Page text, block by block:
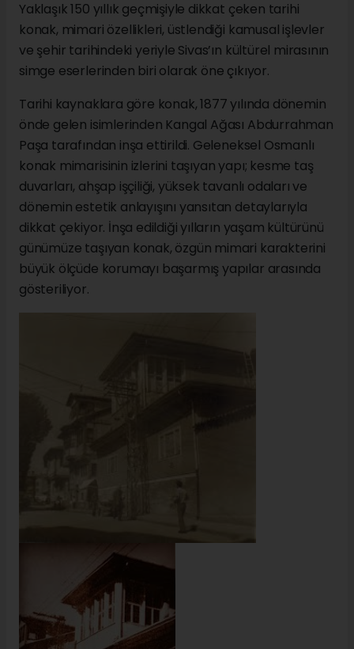
Yaklaşık 150 yıllık geçmişiyle dikkat çeken tarihi
konak, mimari özellikleri, üstlendiği kamusal işlevler
ve şehir tarihindeki yeriyle Sivas’ın kültürel mirasının
simge eserlerinden biri olarak öne çıkıyor.
Tarihi kaynaklara göre konak, 1877 yılında dönemin
önde gelen isimlerinden Kangal Ağası Abdurrahman
Paşa tarafından inşa ettirildi. Geleneksel Osmanlı
konak mimarisinin izlerini taşıyan yapı; kesme taş
duvarları, ahşap işçiliği, yüksek tavanlı odaları ve
dönemin estetik anlayışını yansıtan detaylarıyla
dikkat çekiyor. İnşa edildiği yılların yaşam kültürünü
günümüze taşıyan konak, özgün mimari karakterini
büyük ölçüde korumayı başarmış yapılar arasında
gösteriliyor.